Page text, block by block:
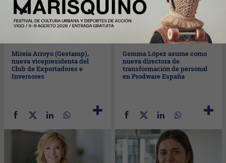
Mireia Arroyo (Gestamp),
nueva vicepresidenta del
Club de Exportadores e
Inversores
03/07/2026
Gemma López asume como
nueva directora de
transformación de personal
en Prodware España